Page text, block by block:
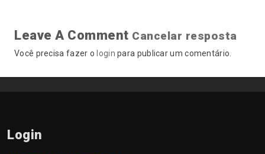
Leave A Comment Cancelar resposta
Você precisa fazer o login para publicar um comentário.
Login